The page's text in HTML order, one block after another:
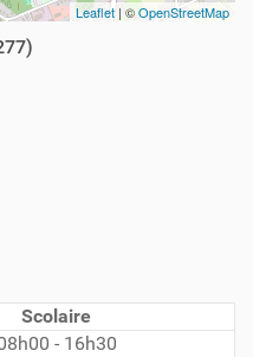
Leaflet | ©OpenStreetMap
Scolaire
- 16h30